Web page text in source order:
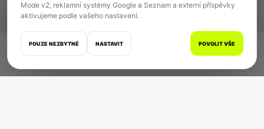
SOUKROMÍ
Mode v2, reklamní systémy Google a Seznam a externí příspěvky
aktivujeme podle vašeho nastavení.
POUZE NEZBYTNÉ NASTAVIT POVOLIT VŠE